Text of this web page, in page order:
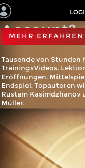
Account?
MEHR ERFAHREN
Tausende von Stunden
TrainingsVideos.
Eröffnungen,
Endspiel. Topautoren
Rustam Kasimdzhanov
Müller.